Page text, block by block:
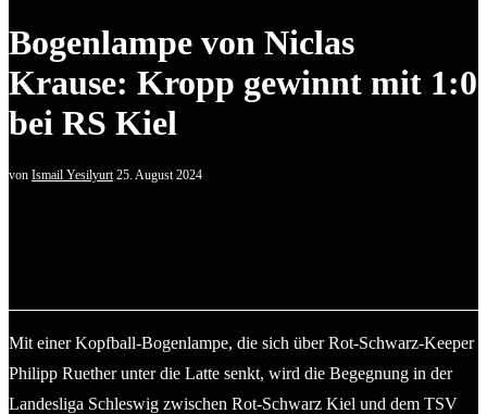
Bogenlampe von Niclas
Krause: Kropp gewinnt mit 1:0
bei RS Kiel
von Ismail Yesilyurt 25. August 2024
Mit einer Kopfball-Bogenlampe, die sich über Rot-Schwarz-Keeper
Philipp Ruether unter die Latte senkt, wird die Begegnung in der
Landesliga Schleswig zwischen Rot-Schwarz Kiel und dem TSV